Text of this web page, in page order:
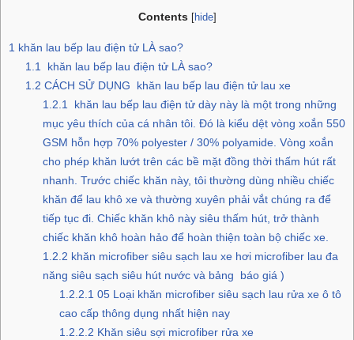
Contents [hide]
1 khăn lau bếp lau điện tử LÀ sao?
1.1 khăn lau bếp lau điện tử LÀ sao?
1.2 CÁCH SỬ DỤNG khăn lau bếp lau điện tử lau xe
1.2.1 khăn lau bếp lau điện tử dày này là một trong những
mục yêu thích của cá nhân tôi. Đó là kiểu dệt vòng xoắn 550
GSM hỗn hợp 70% polyester / 30% polyamide. Vòng xoắn
cho phép khăn lướt trên các bề mặt đồng thời thấm hút rất
nhanh. Trước chiếc khăn này, tôi thường dùng nhiều chiếc
khăn để lau khô xe và thường xuyên phải vắt chúng ra để
tiếp tục đi. Chiếc khăn khô này siêu thấm hút, trở thành
chiếc khăn khô hoàn hảo để hoàn thiện toàn bộ chiếc xe.
1.2.2 khăn microfiber siêu sạch lau xe hơi microfiber lau đa
năng siêu sạch siêu hút nước và bảng báo giá )
1.2.2.1 05 Loại khăn microfiber siêu sạch lau rửa xe ô tô
cao cấp thông dụng nhất hiện nay
1.2.2.2 Khăn siêu sợi microfiber rửa xe